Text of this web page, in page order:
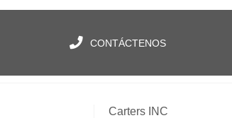
CONTÁCTENOS
Carters INC